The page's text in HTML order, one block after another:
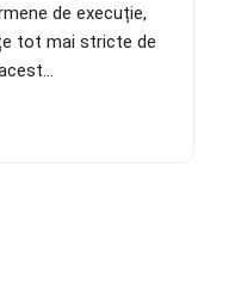
de execuție,
tot mai stricte de